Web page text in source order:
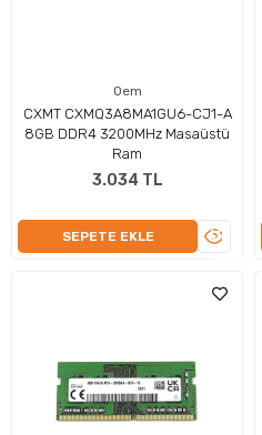
Oem
CXMT CXMQ3A8MA1GU6-CJ1-A
8GB DDR4 3200MHz Masaüstü
Ram
3.034 TL
SEPETE EKLE
ÜRÜNÜ